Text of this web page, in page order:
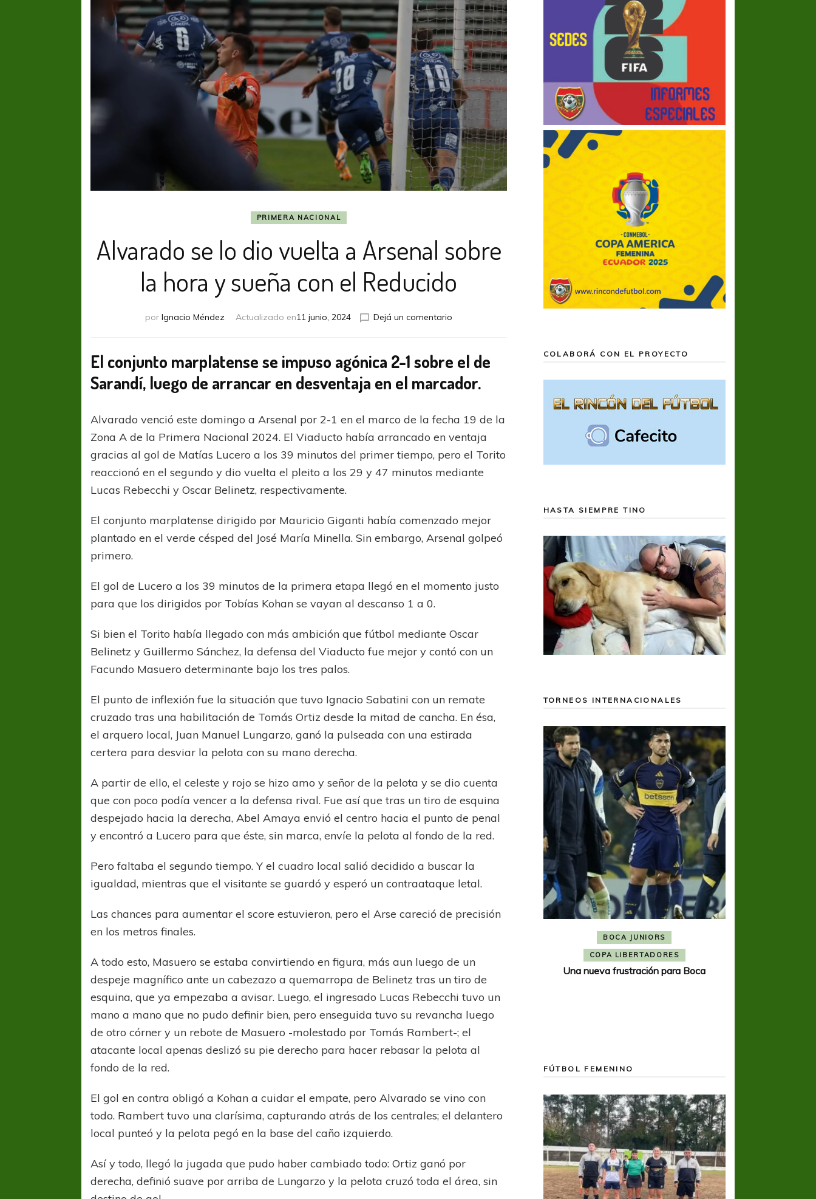
PRIMERA NACIONAL
Alvarado se lo dio vuelta a Arsenal sobre
la hora y sueña con el Reducido
por Ignacio Méndez Actualizado en11 junio, 2024 Dejá un comentario
dio
vuelta
a
sobre
hora
y
sueña
El conjunto marplatense se impuso agónica 2-1 sobre el de
Sarandí, luego de arrancar en desventaja en el marcador.
Alvarado venció este domingo a Arsenal por 2-1 en el marco de la fecha 19 de la
Zona A de la Primera Nacional 2024. El Viaducto había arrancado en ventaja
gracias al gol de Matías Lucero a los 39 minutos del primer tiempo, pero el Torito
reaccionó en el segundo y dio vuelta el pleito a los 29 y 47 minutos mediante
Lucas Rebecchi y Oscar Belinetz, respectivamente.
El conjunto marplatense dirigido por Mauricio Giganti había comenzado mejor
plantado en el verde césped del José María Minella. Sin embargo, Arsenal golpeó
primero.
El gol de Lucero a los 39 minutos de la primera etapa llegó en el momento justo
para que los dirigidos por Tobías Kohan se vayan al descanso 1 a 0.
Si bien el Torito había llegado con más ambición que fútbol mediante Oscar
Belinetz y Guillermo Sánchez, la defensa del Viaducto fue mejor y contó con un
Facundo Masuero determinante bajo los tres palos.
El punto de inflexión fue la situación que tuvo Ignacio Sabatini con un remate
cruzado tras una habilitación de Tomás Ortiz desde la mitad de cancha. En ésa,
el arquero local, Juan Manuel Lungarzo, ganó la pulseada con una estirada
certera para desviar la pelota con su mano derecha.
A partir de ello, el celeste y rojo se hizo amo y señor de la pelota y se dio cuenta
que con poco podía vencer a la defensa rival. Fue así que tras un tiro de esquina
despejado hacia la derecha, Abel Amaya envió el centro hacia el punto de penal
y encontró a Lucero para que éste, sin marca, envíe la pelota al fondo de la red.
Pero faltaba el segundo tiempo. Y el cuadro local salió decidido a buscar la
igualdad, mientras que el visitante se guardó y esperó un contraataque letal.
Las chances para aumentar el score estuvieron, pero el Arse careció de precisión
en los metros finales.
A todo esto, Masuero se estaba convirtiendo en figura, más aun luego de un
despeje magnífico ante un cabezazo a quemarropa de Belinetz tras un tiro de
esquina, que ya empezaba a avisar. Luego, el ingresado Lucas Rebecchi tuvo un
mano a mano que no pudo definir bien, pero enseguida tuvo su revancha luego
de otro córner y un rebote de Masuero -molestado por Tomás Rambert-; el
atacante local apenas deslizó su pie derecho para hacer rebasar la pelota al
fondo de la red.
El gol en contra obligó a Kohan a cuidar el empate, pero Alvarado se vino con
todo. Rambert tuvo una clarísima, capturando atrás de los centrales; el delantero
local punteó y la pelota pegó en la base del caño izquierdo.
Así y todo, llegó la jugada que pudo haber cambiado todo: Ortiz ganó por
derecha, definió suave por arriba de Lungarzo y la pelota cruzó toda el área, sin
COLABORÁ CON EL PROYECTO
HASTA SIEMPRE TINO
TORNEOS INTERNACIONALES
COPA SUDAMERICANA TIGRE
A pesar de la derrota Tigre avanzó a
Octavos de Final
BOCA JUNIORS
COPA LIBERTADORES
Una nueva frustración para Boca
FÚTBOL FEMENINO